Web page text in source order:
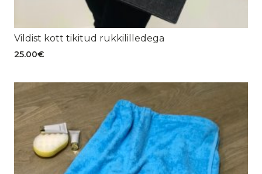
Vildist kott tikitud rukkililledega
25.00€